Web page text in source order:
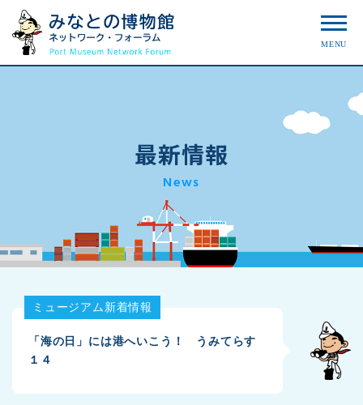
最新情報
News
ミュージアム新着情報
「海の日」には港へいこう！ うみてらす
１４
MENU